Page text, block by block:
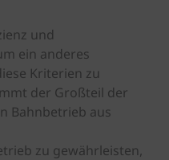
und
ein anderes
Kriterien zu
der Großteil der
Bahnbetrieb aus
zu gewährleisten,